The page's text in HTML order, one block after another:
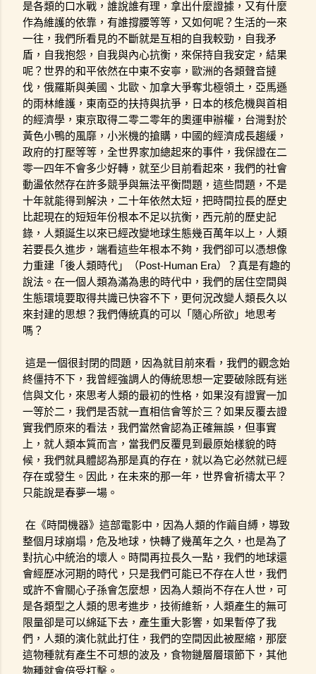
是各類的口水戰，誰說誰有理，拿出什麼證據，又有什麼
作為維護的依靠，有誰撐腰等等，又如何呢？生活的一來
一往，我們所看見的不斷就是互相的自我較勁，自我矛
盾，自我抱怨，自我與內心抗衡，來保持自我安定，結果
呢？世界的和平依然在中東不安寧，歐洲的各類聲音撻
伐，俄羅斯與美國、北歐、加拿大爭奪北極領土，亞馬遜
的雨林維護，東南亞的扶持與抗爭，日本的核危機與首相
的經濟學，東京取得二零二零年的奧運申辦權，台灣對於
黃色小鴨的風靡，小米機的搶購，中國的經濟成長趨緩，
政府的打壓等等，全世界家加總起來的事件，我保證在二
零一四年不會多少好轉，就至少目前看起來，我們的社會
動盪依然存在許多競爭與無法平衡問題，這些問題，不是
十年就能得到解決，二十年依然太短，把時間拉長的歷史
比起現在的短短年份根本不足以抗衡，西元前的歷史記
錄，人類誕生以來已經改變地球生態幾百萬年以上，人類
若要長久進步，端看這些年根本不夠，我們卻可以憑想像
力重建「後人類時代」（Post-Human Era）？真是有趣的
說法。在一個人類為滿為患的時代中，我們的居住空間與
生態環境要取得共識已快容不下，更何況改變人類長久以
來封建的思想？我們傳統真的可以「隨心所欲」地思考
嗎？
這是一個很封閉的問題，因為就目前來看，我們的觀念始
終僵持不下，我曾經強調人的傳統思想一定要破除既有迷
信與文化，來思考人類的最初的性格，如果沒有證實一加
一等於二，我們是否就一直相信會等於三？如果反覆去證
實我們原來的看法，我們當然會認為正確無誤，但事實
上，就人類本質而言，當我們反覆見到最原始樣貌的時
候，我們就具體認為那是真的存在，就以為它必然就已經
存在或發生。因此，在未來的那一年，世界會祈禱太平？
只能說是春夢一場。
在《時間機器》這部電影中，因為人類的作繭自縛，導致
整個月球崩塌，危及地球，快轉了幾萬年之久，也是為了
對抗心中統治的壞人。時間再拉長久一點，我們的地球還
會經歷冰河期的時代，只是我們可能已不存在人世，我們
或許不會關心子孫會怎麼想，因為人類尚不存在人世，可
是各類型之人類的思考進步，技術維新，人類產生的無可
限量卻是可以綿延下去，產生重大影響，如果暫停了我
們，人類的演化就此打住，我們的空間因此被壓縮，那麼
這物種就有產生不可想的波及，食物鏈層層環節下，其他
物種就會倍受打擊。